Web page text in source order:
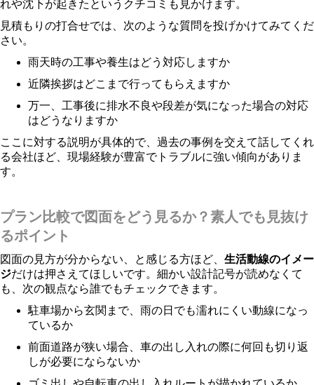
れや沈下が起きたというクチコミも見かけます。
見積もりの打合せでは、次のような質問を投げかけてみてくだ
さい。
雨天時の工事や養生はどう対応しますか
近隣挨拶はどこまで行ってもらえますか
万一、工事後に排水不良や段差が気になった場合の対応
はどうなりますか
ここに対する説明が具体的で、過去の事例を交えて話してくれ
る会社ほど、現場経験が豊富でトラブルに強い傾向がありま
す。
プラン比較で図面をどう見るか？素人でも見抜け
るポイント
図面の見方が分からない、と感じる方ほど、 生活動線のイメー
ジだけは押さえてほしいです。細かい設計記号が読めなくて
も、次の観点なら誰でもチェックできます。
駐車場から玄関まで、雨の日でも濡れにくい動線になっ
ているか
前面道路が狭い場合、車の出し入れの際に何回も切り返
しが必要にならないか